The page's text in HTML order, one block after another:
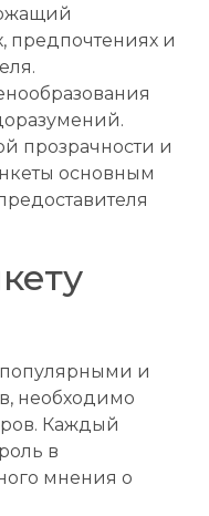
предпочтениях и
прозрачности и
основным
популярными и
необходимо
Каждый
в
мнения о